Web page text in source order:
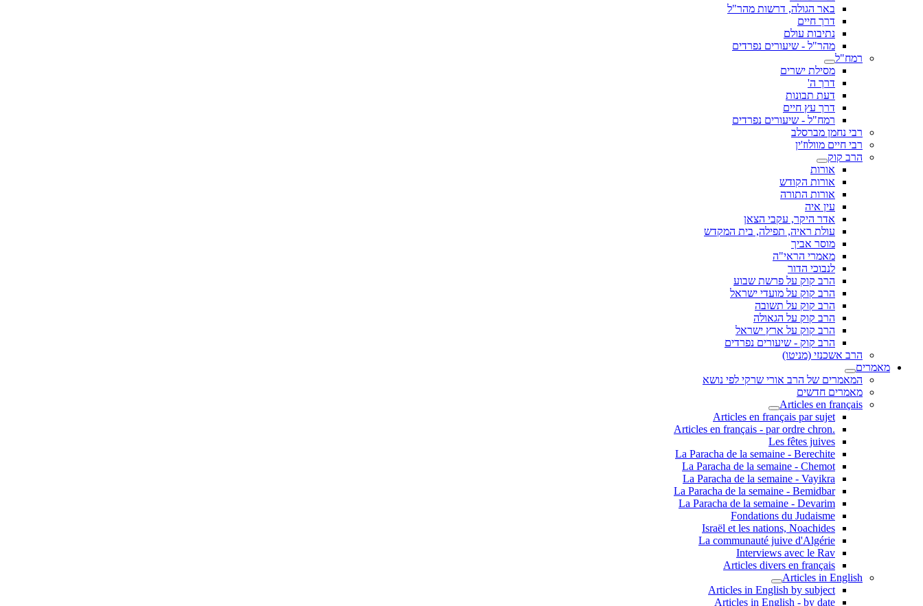
באר הגולה, דרשות מהר"ל
דרך חיים
נתיבות עולם
מהר"ל - שיעורים נפרדים
רמח"ל
מסילת ישרים
דרך ה'
דעת תבונות
דרך עץ חיים
רמח"ל - שיעורים נפרדים
רבי נחמן מברסלב
רבי חיים מוולוז'ין
הרב קוק
אורות
אורות הקודש
אורות התורה
עין איה
אדר היקר, עקבי הצאן
עולת ראיה, תפילה, בית המקדש
מוסר אביך
מאמרי הראי"ה
לנבוכי הדור
הרב קוק על פרשת שבוע
הרב קוק על מועדי ישראל
הרב קוק על תשובה
הרב קוק על הגאולה
הרב קוק על ארץ ישראל
הרב קוק - שיעורים נפרדים
הרב אשכנזי (מניטו)
מאמרים
המאמרים של הרב אורי שרקי לפי נושא
מאמרים חדשים
Articles en français
Articles en français par sujet
.Articles en français - par ordre chron
Les fêtes juives
La Paracha de la semaine - Berechite
La Paracha de la semaine - Chemot
La Paracha de la semaine - Vayikra
La Paracha de la semaine - Bemidbar
La Paracha de la semaine - Devarim
Fondations du Judaisme
Israël et les nations, Noachides
La communauté juive d'Algérie
Interviews avec le Rav
Articles divers en français
Articles in English
Articles in English by subject
Articles in English - by date